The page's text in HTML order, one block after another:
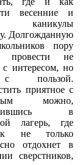
весенние и
каникулы
Долгожданную
пору
провести не
с интересом, но
приятное с
можно,
в
лагерь, где
не только
отдохнет в
сверстников,